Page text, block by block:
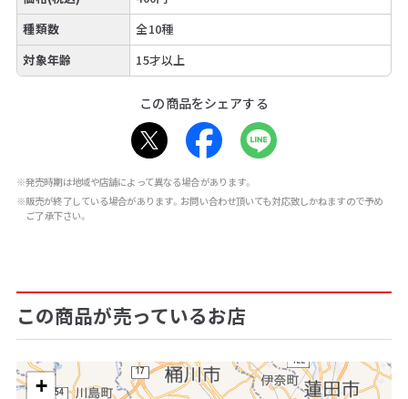
種類数
全10種
対象年齢
15才以上
この商品をシェアする
※発売時期は地域や店舗によって異なる場合があります。
※販売が終了している場合があります。お問い合わせ頂いても対応致しかねますので予め
ご了承下さい。
この商品が売っているお店
+